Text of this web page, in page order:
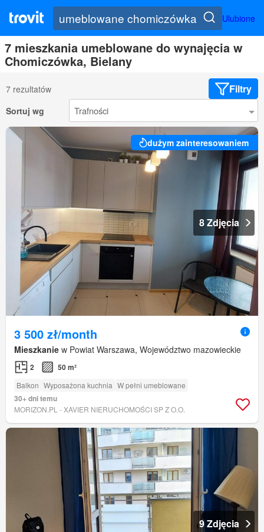
Ulubione
7 mieszkania umeblowane do wynajęcia w
Chomiczówka, Bielany
7 rezultatów Filtry
Sortuj wg
dużym zainteresowaniem
8 Zdjęcia
3 500 zł/month
Mieszkanie w Powiat Warszawa, Województwo mazowieckie
2 50 m²
Balkon Wyposażona kuchnia W pełni umeblowane
30+ dni temu
MORIZON.PL - XAVIER NIERUCHOMOŚCI SP Z O.O.
9 Zdjęcia